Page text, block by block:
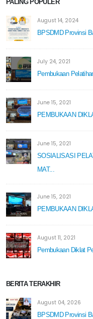
PALING POPULER
August 14, 2024
BPSDMD Provinsi
July 24, 2021
Pembukaan
June 15, 2021
PEMBUKAAN
June 15, 2021
SOSIALISASI
MAT...
June 15, 2021
PEMBUKAAN
August 11, 2021
Pembukaan Diklat
BERITA TERAKHIR
August 04, 2026
BPSDMD Provinsi